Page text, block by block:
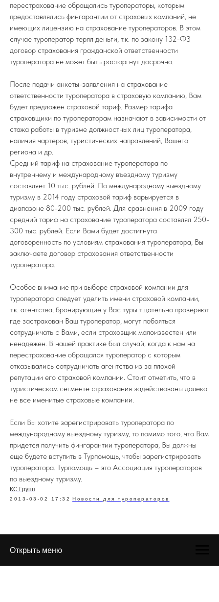
перестрахование обращались туроператоры, которым
предоставлялись фингарантии от страховых компаний, не
имеющих лицензию на страхование туроператоров. В этом
случае туроператор терял деньги, т.к. по закону 132-ФЗ
договор страхования гражданской ответственности
туроператора не может быть расторгнут досрочно.
После подачи анкеты-заявления на страхование
ответственности туроператора в страховую компанию, Вам
будет предложен страховой тариф. Размер тарифа
страховщики по туроператорам назначают в зависимости от
стажа работы в туризме должностных лиц туроператора,
наличия чартеров, туристических направлений, Вашего
региона и др.
Средний тариф на страхование туроператора по
внутреннему и международному въездному туризму
составляет 10 тыс. рублей. По международному выездному
туризму в 2014 году страховой тариф варьируется в
диапазоне 80-200 тыс. рублей. Для сравнения в 2009 году
средний тариф на страхование туроператора составлял 250-
300 тыс. рублей. Если Вами будет достигнута
договоренность по условиям страхования туроператора, Вы
заключаете договор страхования ответственности
туроператора.
Особое внимание при выборе страховой компании для
туроператора следует уделить имени страховой компании,
т.к. агентства, бронирующие у Вас туры тщательно проверяют
где застрахован Ваш туроператор, могут побояться
сотрудничать с Вами, если страховщик малоизвестен или
ненадежен. В нашей практике был случай, когда к нам на
перестрахование обращался туроператор с которым
отказывались сотрудничать агентства из за плохой
репутации его страховой компании. Стоит отметить, что в
туристическом сегменте страхования задействованы далеко
не все именитые страховые компании.
Если Вы хотите зарегистрировать туроператора по
международному выездному туризму, то помимо того, что Вам
придется получить фингарантии туроператора, Вы должны
еще будете вступить в Турпомощь, чтобы зарегистрировать
туроператора. Турпомощь – это Ассоциация туроператоров
по выездному туризму.
КС Групп
2013-03-02 17:32 Новости для туроператоров
Открыть меню